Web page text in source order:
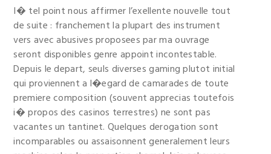
I� tel point nous affirmer l’exellente nouvelle tout
de suite : franchement la plupart des instrument
vers avec abusives proposees par ma ouvrage
seront disponibles genre appoint incontestable.
Depuis le depart, seuls diverses gaming plutot initial
qui proviennent a l�egard de camarades de toute
premiere composition (souvent apprecias toutefois
i� propos des casinos terrestres) ne sont pas
vacantes un tantinet. Quelques derogation sont
incomparables ou assaisonnent generalement leurs